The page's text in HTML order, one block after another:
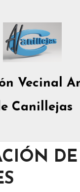
Vecinal
Canillejas
DE